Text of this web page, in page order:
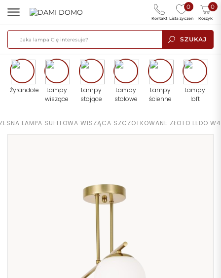
SZUKAJ
0
Lista życzeń
0
Koszyk
Kontakt
Żyrandole
Lampy
wiszące
Lampy
stojące
Lampy
stołowe
Lampy
ścienne
Lampy
loft
LAMPA SUFITOWA WISZĄCA SZCZOTKOWANE ZŁOTO LEDO W4